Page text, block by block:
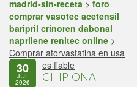
madrid-sin-receta > foro
comprar vasotec acetensil
baripril crinoren dabonal
naprilene renitec online >
Comprar atorvastatina en usa
es fiable
30
JUL
2026 CHIPIONA